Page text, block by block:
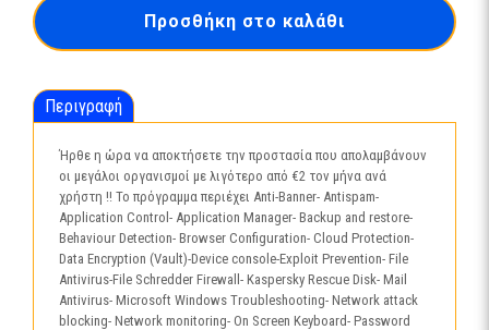
XS
4user
Προσθήκη στο καλάθι
Περιγραφή
Ήρθε η ώρα να αποκτήσετε την προστασία που απολαμβάνουν
οι μεγάλοι οργανισμοί με λιγότερο από €2 τον μήνα ανά
χρήστη !! Το πρόγραμμα περιέχει Anti-Banner- Antispam-
Application Control- Application Manager- Backup and restore-
Behaviour Detection- Browser Configuration- Cloud Protection-
Data Encryption (Vault)-Device console-Exploit Prevention- File
Antivirus-File Schredder Firewall- Kaspersky Rescue Disk- Mail
Antivirus- Microsoft Windows Troubleshooting- Network attack
blocking- Network monitoring- On Screen Keyboard- Password